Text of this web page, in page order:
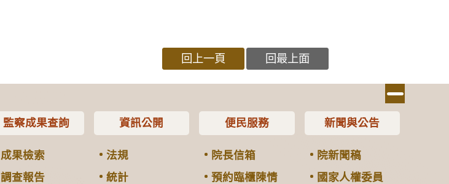
回上一頁 回最上面
監察成果查詢
成果檢索
調查報告
資訊公開
法規
統計
便民服務
院長信箱
預約臨櫃陳情
新聞與公告
院新聞稿
國家人權委員